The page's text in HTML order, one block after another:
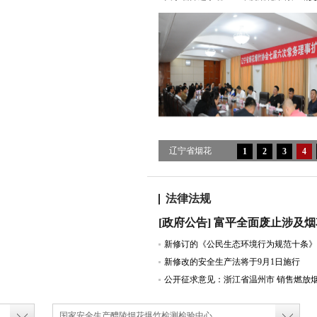
1 2 3 4
辽宁省烟花
届四次理事
会暨七届四
圆满召开
法律法规
新修改的安全生产法将于9月1日施行